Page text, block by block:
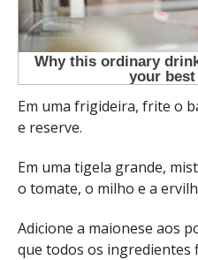
Em uma frigideira, frite o
e reserve.
Em uma tigela grande,
o tomate, o milho e a
Adicione a maionese aos
que todos os ingredientes